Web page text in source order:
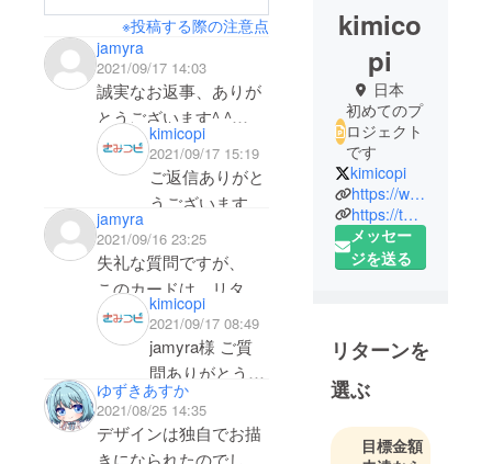
※投稿する際の注意点
jamyra
2021/09/17 14:03
誠実なお返事、ありが
とうございます^ ^
このカードは凄く良い
アイデアだと思ってい
て、研修講師をしてい
ますが、アイスブレイ
クで使用させていただ
きたいと思っていま
す。
誠実なお返事にとても
好感を持ちましたの
で、微力ですが、リ
ターンを購入させてい
だだきます。頑張って
ください^ ^
kimicopi
2021/09/17 15:19
ご返信ありがと
うございます。
そう言って頂け
て、とても嬉し
いです。また
近々、君コピ使
用例の動画を公
開する予定です
ので、またご覧
いただけたら幸
いです。そし
jamyra
2021/09/16 23:25
失礼な質問ですが、
このカードは、リター
ンを購入しなくても
12月に2,500円で購入
できるという事でしょ
うか？
kimicopi
2021/09/17 08:49
jamyra様 ご質
問ありがとうご
ざいます。
おっしゃって下
さった通り、確
ゆずきあすか
2021/08/25 14:35
デザインは独自でお描
きになられたのでしょ
kimico
pi
日本
初めてのプ
ロジェクト
です
kimicopi
https://www.instagram.com/kimicopi/
https://twitter.com/kimicopi
メッセー
ジを送る
リターンを
選ぶ
目標金額